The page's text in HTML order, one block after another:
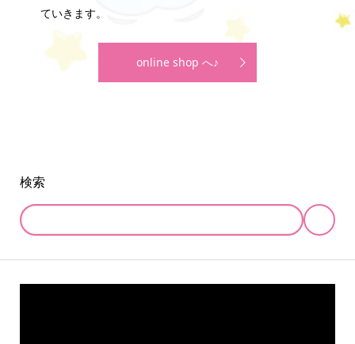
ていきます。
online shop へ♪
検索